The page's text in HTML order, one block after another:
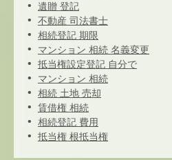
遺贈 登記
不動産 司法書士
相続登記 期限
マンション 相続 名義変更
抵当権設定登記 自分で
マンション 相続
相続 土地 売却
賃借権 相続
相続登記 費用
抵当権 根抵当権